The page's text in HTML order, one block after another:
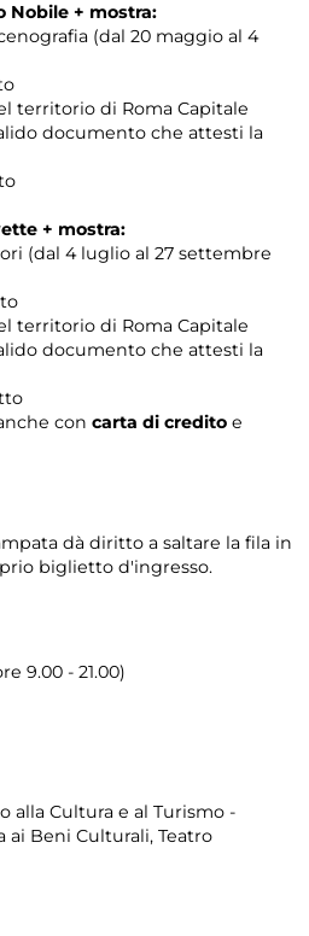
Nobile + mostra:
(dal 20 maggio al 4
territorio di Roma Capitale
documento che attesti la
+ mostra:
(dal 4 luglio al 27 settembre
territorio di Roma Capitale
documento che attesti la
con carta di credito e
dà diritto a saltare la fila in
biglietto d'ingresso.
9.00 - 21.00)
alla Cultura e al Turismo -
Beni Culturali, Teatro